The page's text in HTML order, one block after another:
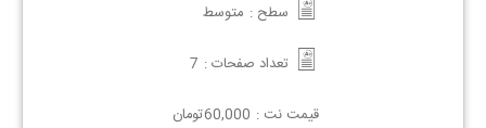
سطح : متوسط
تعداد صفحات : 7
قیمت نت : 60,000تومان